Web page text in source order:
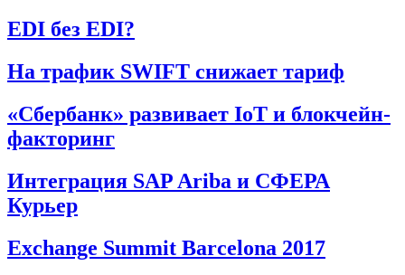
EDI без EDI?
На трафик SWIFT снижает тариф
«Сбербанк» развивает IoT и блокчейн-
факторинг
Интеграция SAP Ariba и СФЕРА
Курьер
Exchange Summit Barcelona 2017